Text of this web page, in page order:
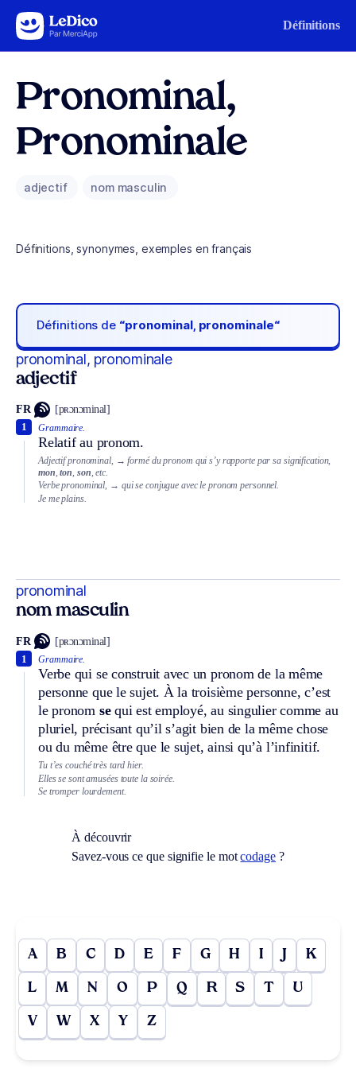
Aller au contenu Définitions
Pronominal,
Pronominale
adjectif nom masculin
Définitions, synonymes, exemples en français
Définitions de “pronominal, pronominale“
pronominal, pronominale
adjectif
FR [pʀɔnɔminal]
Grammaire.
Relatif au pronom.
1
Adjectif pronominal, → formé du pronom qui s’y rapporte par sa signification,
mon ,ton son , etc.
Verbe pronominal, → qui se conjugue avec le pronom personnel.
Je me plains.
pronominal
nom masculin
FR [pʀɔnɔminal]
Grammaire.
Verbe qui se construit avec un pronom de la même
personne que le sujet. À la troisième personne, c’est
le pronom sequi est employé, au singulier comme au
pluriel, précisant qu’il s’agit bien de la même chose
ou du même être que le sujet, ainsi qu’à l’infinitif.
1
Tu t’es couché très tard hier.
Elles se sont amusées toute la soirée.
Se tromper lourdement.
À découvrir
Savez-vous ce que signifie le motcodage?
A B C D E F G H I J K
L M N O P Q R S T U
V W X Y Z